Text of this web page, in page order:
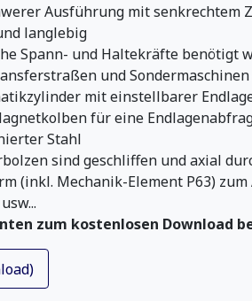
Ausführung mit senkrechtem
langlebig
Spann- und Haltekräfte benötigt
und
mit einstellbarer
für eine
Stahl
sind geschliffen und axial
(inkl. Mechanik-Element P63)
zum kostenlosen Download